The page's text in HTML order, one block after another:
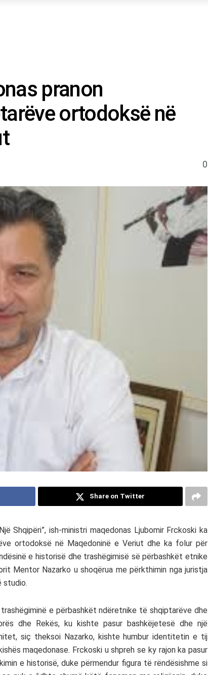
pranon
ortodoksë në
0
Share on Twitter
Shqipëri”, ish-ministri maqedonas Ljubomir Frckoski ka
ortodoksë në Maqedoninë e Veriut dhe ka folur për
e historisë dhe trashëgimisë së përbashkët etnike
Mentor Nazarko u shoqërua me përkthimin nga juristja
studio.
e përbashkët ndëretnike të shqiptarëve dhe
dhe Rekës, ku kishte pasur bashkëjetesë dhe një
siç theksoi Nazarko, kishte humbur identitetin e tij
maqedonase. Frckoski u shpreh se ky rajon ka pasur
e historisë, duke përmendur figura të rëndësishme si